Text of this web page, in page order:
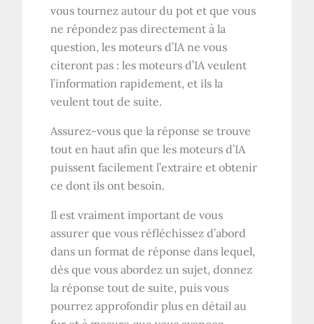
vous tournez autour du pot et que vous
ne répondez pas directement à la
question, les moteurs d’IA ne vous
citeront pas : les moteurs d’IA veulent
l’information rapidement, et ils la
veulent tout de suite.
Assurez-vous que la réponse se trouve
tout en haut afin que les moteurs d’IA
puissent facilement l’extraire et obtenir
ce dont ils ont besoin.
Il est vraiment important de vous
assurer que vous réfléchissez d’abord
dans un format de réponse dans lequel,
dès que vous abordez un sujet, donnez
la réponse tout de suite, puis vous
pourrez approfondir plus en détail au